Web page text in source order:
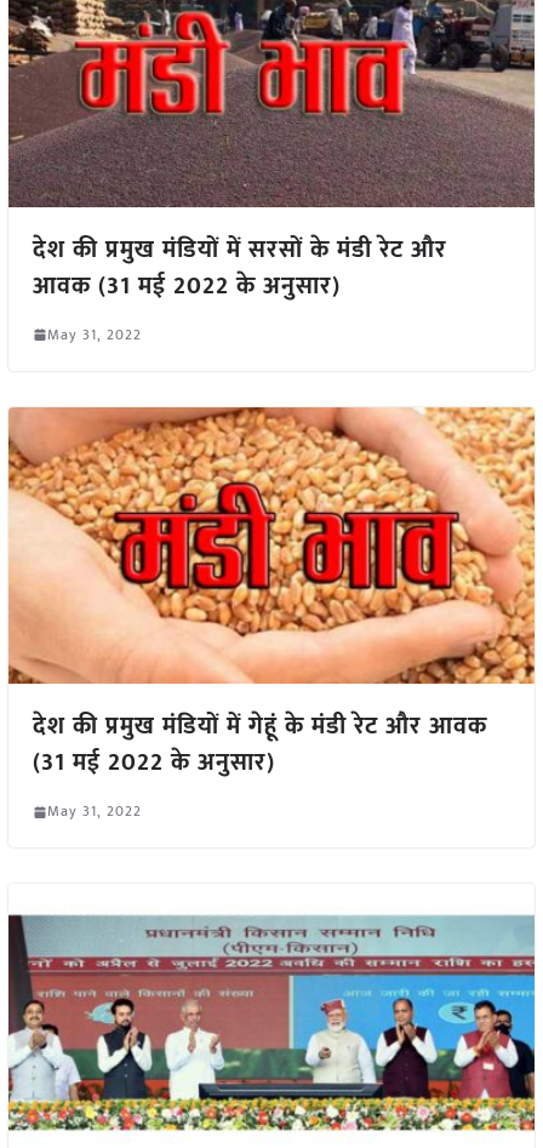
देश की प्रमुख मंडियों में सरसों के मंडी रेट और
आवक (31 मई 2022 के अनुसार)
May 31, 2022
देश की प्रमुख मंडियों में गेहूं के मंडी रेट और आवक
(31 मई 2022 के अनुसार)
May 31, 2022